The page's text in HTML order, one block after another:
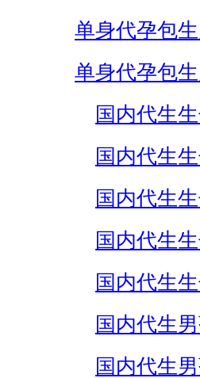
单身代孕包
单身代孕包
国内代生
国内代生
国内代生
国内代生
国内代生
国内代生
国内代生